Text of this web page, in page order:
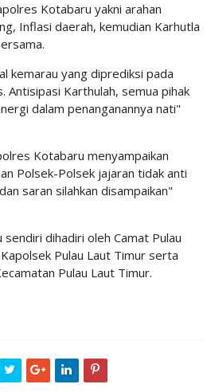
Kotabaru yakni arahan
Inflasi daerah, kemudian Karhutla
kemarau yang diprediksi pada
Antisipasi Karthulah, semua pihak
dalam penanganannya nati"
Kotabaru menyampaikan
Polsek-Polsek jajaran tidak anti
saran silahkan disampaikan"
dihadiri oleh Camat Pulau
Pulau Laut Timur serta
Pulau Laut Timur.